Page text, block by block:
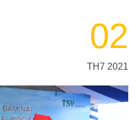
02
TH7 2021